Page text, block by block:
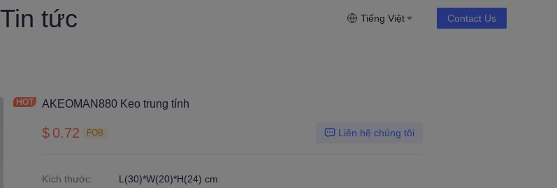
Tin tức Tiếng Việt Contact Us
AKEOMAN880 Keo trung tính
$ 0.72 FOB Liên hệ chúng tôi
Kích thước: L(30)*W(20)*H(24) cm